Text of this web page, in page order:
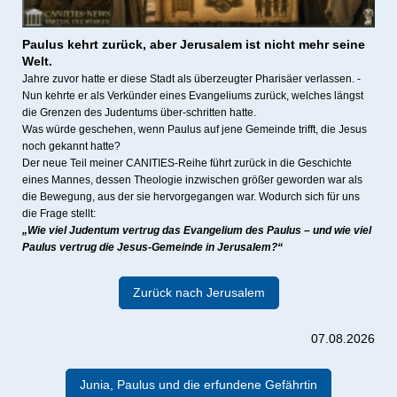
Paulus kehrt zurück, aber Jerusalem ist nicht mehr seine
Welt.
Jahre zuvor hatte er diese Stadt als überzeugter Pharisäer verlassen. -
Nun kehrte er als Verkünder eines Evangeliums zurück, welches längst
die Grenzen des Judentums über-schritten hatte.
Was würde geschehen, wenn Paulus auf jene Gemeinde trifft, die Jesus
noch gekannt hatte?
Der neue Teil meiner CANITIES-Reihe führt zurück in die Geschichte
eines Mannes, dessen Theologie inzwischen größer geworden war als
die Bewegung, aus der sie hervorgegangen war. Wodurch sich für uns
die Frage stellt:
„Wie viel Judentum vertrug das Evangelium des Paulus – und wie viel
Paulus vertrug die Jesus-Gemeinde in Jerusalem?“
Zurück nach Jerusalem
07.08.2026
Junia, Paulus und die erfundene Gefährtin